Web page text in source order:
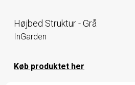
Højbed Struktur - Grå
InGarden
Køb produktet her